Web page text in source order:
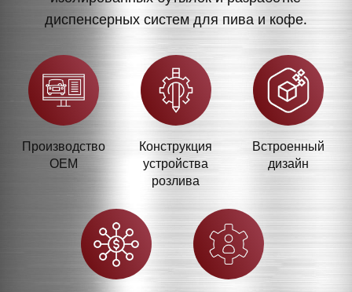
диспенсерных систем для пива и кофе.
Производство
OEM
Конструкция
устройства
розлива
Встроенный
дизайн